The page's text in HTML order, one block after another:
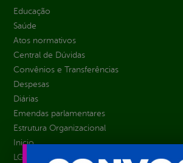
Educação
Saúde
Atos normativos
Central de Dúvidas
Convênios e Transferências
Despesas
Diárias
Emendas parlamentares
Estrutura Organizacional
Inicio
LGPD e Governo Digital